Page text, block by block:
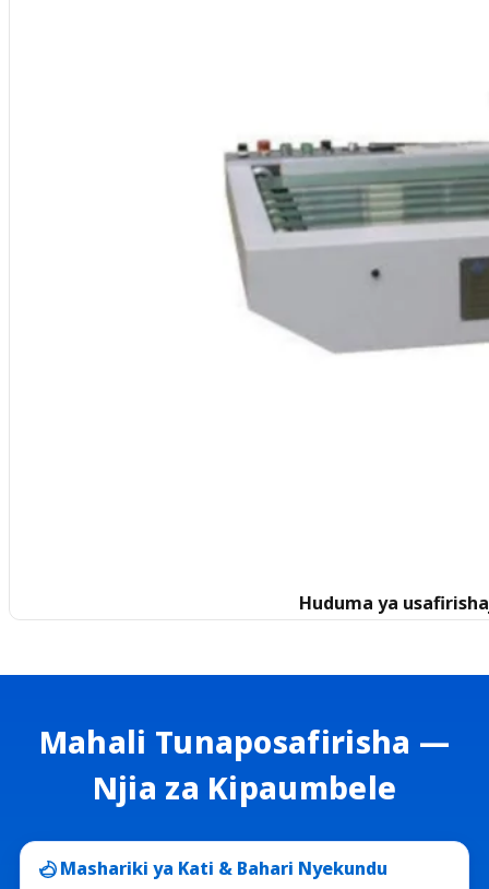
Huduma ya
Mahali Tunaposafirisha —
Njia za Kipaumbele
Mashariki ya Kati & Bahari Nyekundu